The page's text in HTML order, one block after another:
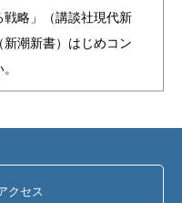
戦略」（講談社現代新
潮新書）はじめコン
クセス